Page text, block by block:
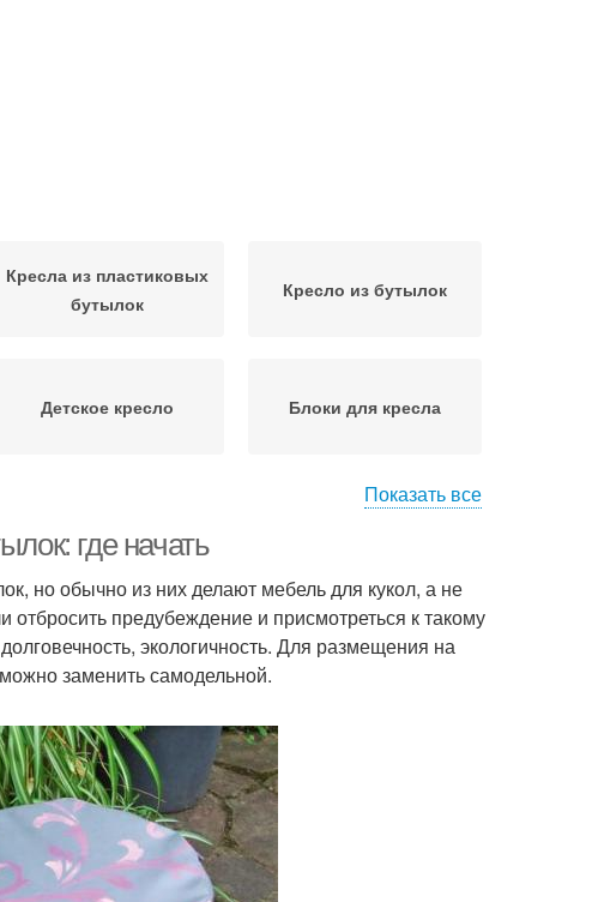
Кресла из пластиковых
бутылок
Кресло из бутылок
Детское кресло Блоки для кресла
Показать все
где начать
но обычно из них делают мебель для кукол, а не
предубеждение и присмотреться к такому
экологичность. Для размещения на
заменить самодельной.